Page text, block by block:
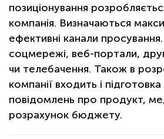
позиціонування
компанія. Визначаються
ефективні канали
соцмережі, веб-портали,
чи телебачення. Також в
компанії входить і
повідомлень про продукт,
розрахунок бюджету.